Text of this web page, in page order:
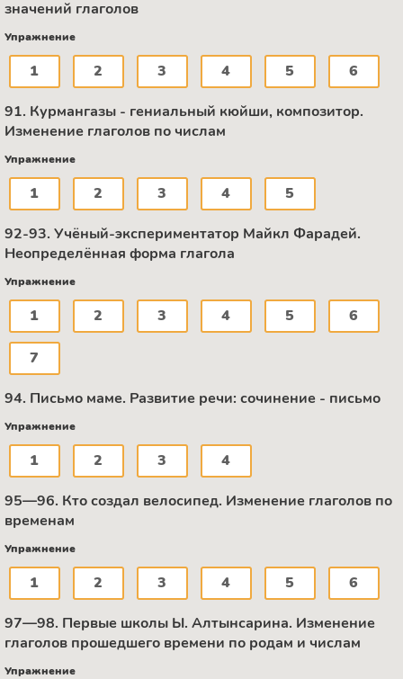
значений глаголов
Упражнение
1 2 3 4 5 6
91. Курмангазы - гениальный кюйши, композитор.
Изменение глаголов по числам
Упражнение
1 2 3 4 5
92-93. Учёный-экспериментатор Майкл Фарадей.
Неопределённая форма глагола
Упражнение
1 2 3 4 5 6
7
94. Письмо маме. Развитие речи: сочинение - письмо
Упражнение
1 2 3 4
95—96. Кто создал велосипед. Изменение глаголов по
временам
Упражнение
1 2 3 4 5 6
97—98. Первые школы Ы. Алтынсарина. Изменение
глаголов прошедшего времени по родам и числам
Упражнение